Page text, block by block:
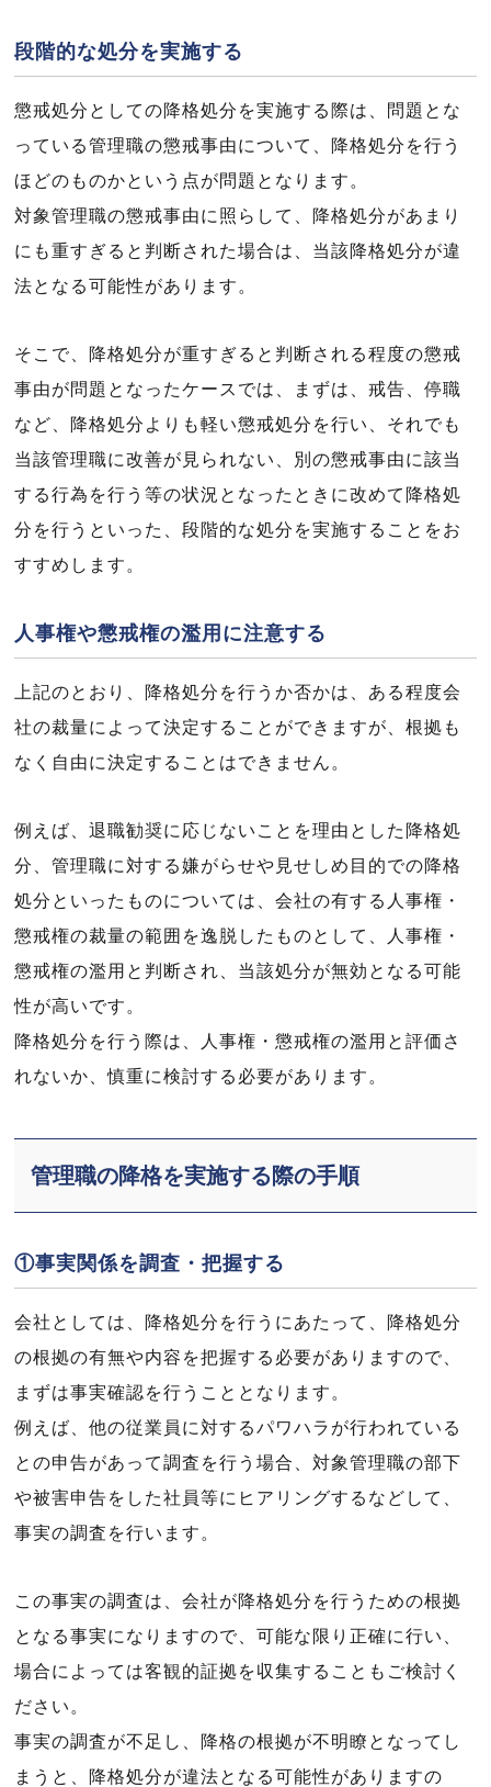
段階的な処分を実施する
懲戒処分としての降格処分を実施する際は、問題とな
っている管理職の懲戒事由について、降格処分を行う
ほどのものかという点が問題となります。
対象管理職の懲戒事由に照らして、降格処分があまり
にも重すぎると判断された場合は、当該降格処分が違
法となる可能性があります。
そこで、降格処分が重すぎると判断される程度の懲戒
事由が問題となったケースでは、まずは、戒告、停職
など、降格処分よりも軽い懲戒処分を行い、それでも
当該管理職に改善が見られない、別の懲戒事由に該当
する行為を行う等の状況となったときに改めて降格処
分を行うといった、段階的な処分を実施することをお
すすめします。
人事権や懲戒権の濫用に注意する
上記のとおり、降格処分を行うか否かは、ある程度会
社の裁量によって決定することができますが、根拠も
なく自由に決定することはできません。
例えば、退職勧奨に応じないことを理由とした降格処
分、管理職に対する嫌がらせや見せしめ目的での降格
処分といったものについては、会社の有する人事権・
懲戒権の裁量の範囲を逸脱したものとして、人事権・
懲戒権の濫用と判断され、当該処分が無効となる可能
性が高いです。
降格処分を行う際は、人事権・懲戒権の濫用と評価さ
れないか、慎重に検討する必要があります。
管理職の降格を実施する際の手順
①事実関係を調査・把握する
会社としては、降格処分を行うにあたって、降格処分
の根拠の有無や内容を把握する必要がありますので、
まずは事実確認を行うこととなります。
例えば、他の従業員に対するパワハラが行われている
との申告があって調査を行う場合、対象管理職の部下
や被害申告をした社員等にヒアリングするなどして、
事実の調査を行います。
この事実の調査は、会社が降格処分を行うための根拠
となる事実になりますので、可能な限り正確に行い、
場合によっては客観的証拠を収集することもご検討く
ださい。
事実の調査が不足し、降格の根拠が不明瞭となってし
まうと、降格処分が違法となる可能性がありますの